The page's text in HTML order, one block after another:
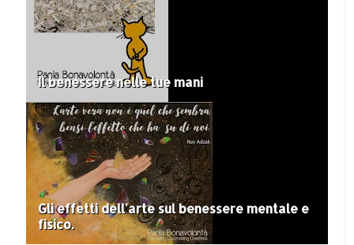
Il benessere nelle tue mani
Gli effetti dell'arte sul benessere mentale e
fisico.